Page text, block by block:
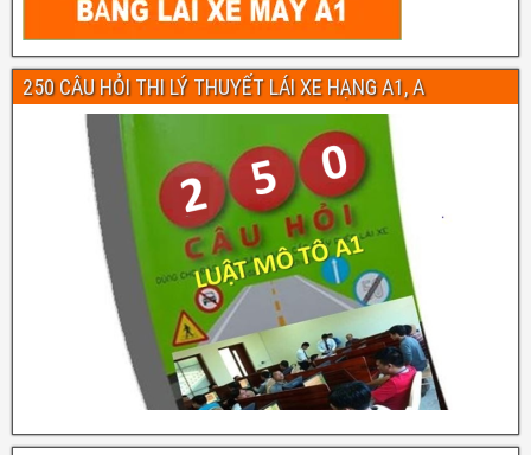
250 CÂU HỎI THI LÝ THUYẾT LÁI XE HẠNG A1, A